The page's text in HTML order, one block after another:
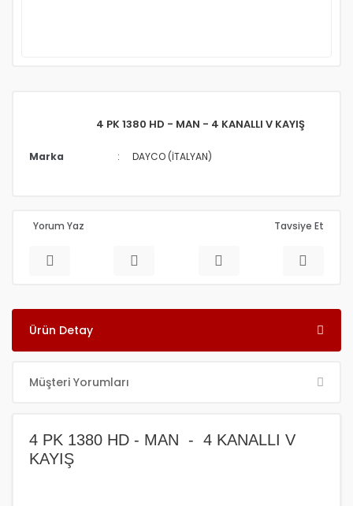
4 PK 1380 HD - MAN - 4 KANALLI V KAYIŞ
Marka DAYCO (İTALYAN)
Yorum Yaz Tavsiye Et
Ürün Detay
Müşteri Yorumları
4 PK 1380 HD - MAN - 4 KANALLI V
KAYIŞ